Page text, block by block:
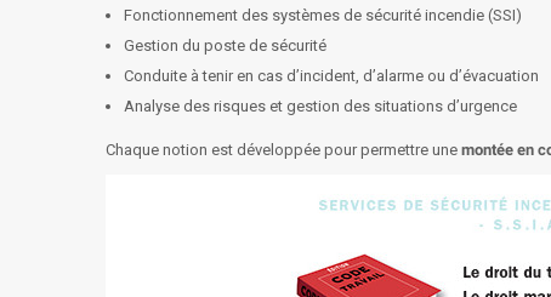
Fonctionnement des systèmes de sécurité incendie (SSI)
Gestion du poste de sécurité
Conduite à tenir en cas d’incident, d’alarme ou d’évacuation
Analyse des risques et gestion des situations d’urgence
Chaque notion est développée pour permettre une montée en